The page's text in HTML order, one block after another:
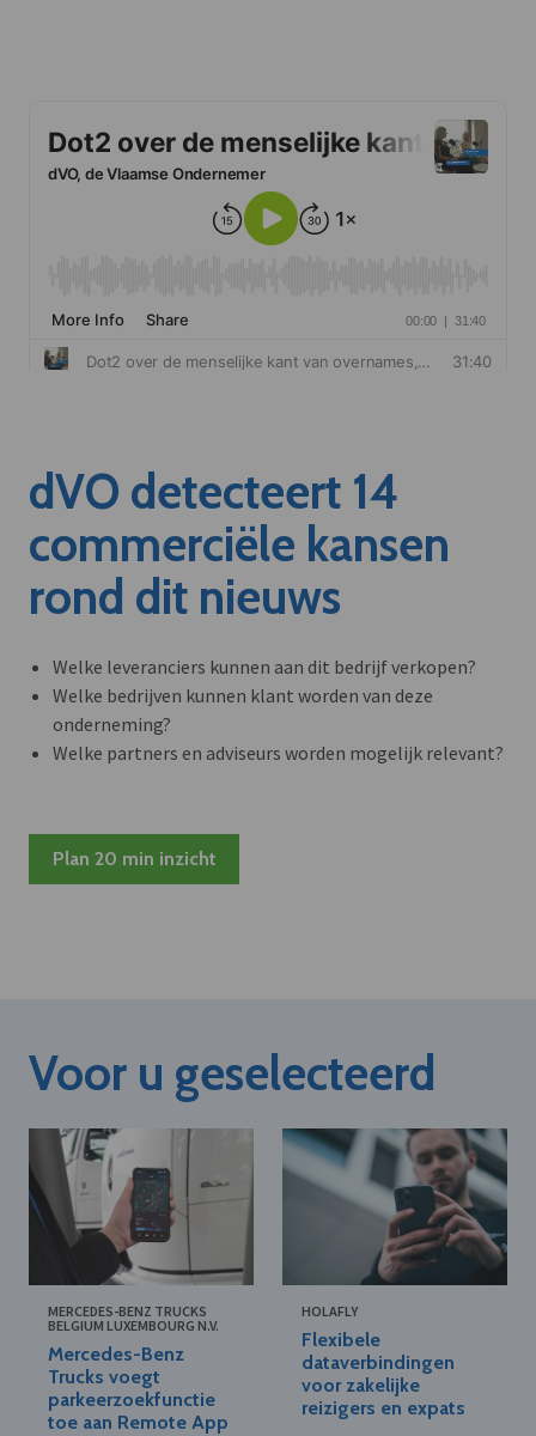
dVO detecteert 14
commerciële kansen
rond dit nieuws
Welke leveranciers kunnen aan dit bedrijf verkopen?
Welke bedrijven kunnen klant worden van deze
onderneming?
Welke partners en adviseurs worden mogelijk relevant?
Plan 20 min inzicht
Voor u geselecteerd
MERCEDES-BENZ TRUCKS
BELGIUM LUXEMBOURG N.V.
Mercedes-Benz
Trucks voegt
parkeerzoekfunctie
toe aan Remote App
HOLAFLY
Flexibele
dataverbindingen
voor zakelijke
reizigers en expats